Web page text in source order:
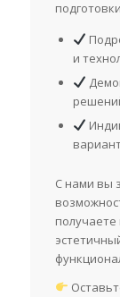
и
С нами вы